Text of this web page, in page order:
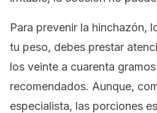
Para prevenir la hinchazón,
tu peso, debes prestar
los veinte a cuarenta
recomendados. Aunque,
especialista, las porciones